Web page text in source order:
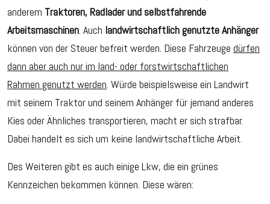
anderem Traktoren, Radlader und selbstfahrende
Arbeitsmaschinen. Auch landwirtschaftlich genutzte Anhänger
können von der Steuer befreit werden. Diese Fahrzeuge dürfen
dann aber auch nur im land- oder forstwirtschaftlichen
Rahmen genutzt werden. Würde beispielsweise ein Landwirt
mit seinem Traktor und seinem Anhänger für jemand anderes
Kies oder Ähnliches transportieren, macht er sich strafbar.
Dabei handelt es sich um keine landwirtschaftliche Arbeit.
Des Weiteren gibt es auch einige Lkw, die ein grünes
Kennzeichen bekommen können. Diese wären: